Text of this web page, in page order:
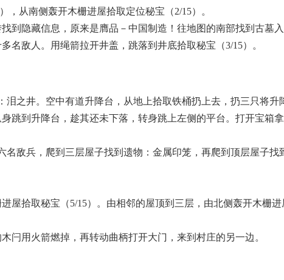
从南侧轰开木栅进屋拾取定位秘宝（2/15）。
隐藏信息，原来是膺品－中国制造！往地图的南部找到古墓入
敌人。用绳箭拉开井盖，跳落到井底拾取秘宝（3/15）。
之井。空中有道升降台，从地上拾取铁桶扔上去，扔三只将升
跳到升降台，趁其还未下落，转身跳上左侧的平台。打开宝箱
敌兵，爬到三层屋子找到遗物：金属印笼，再爬到顶层屋子找
屋拾取秘宝（5/15）。由相邻的屋顶到三层，由北侧轰开木栅
闩用火箭燃掉，再转动曲柄打开大门，来到村庄的另一边。